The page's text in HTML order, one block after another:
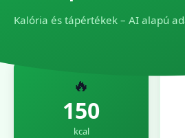
Kalória és tápértékek – AI alapú
🔥
150
kcal